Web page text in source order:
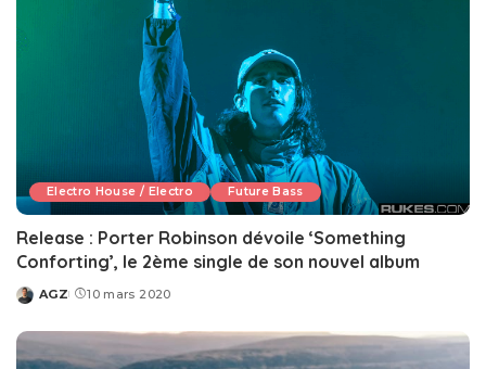
Electro House / Electro Future Bass
Release : Porter Robinson dévoile ‘Something
Conforting’, le 2ème single de son nouvel album
Posted
AGZ 10 mars 2020